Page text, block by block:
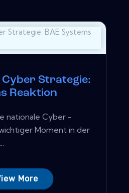
Cyber ​​Strategie:
Reaktion
nationale Cyber ​​-
Moment in der
More